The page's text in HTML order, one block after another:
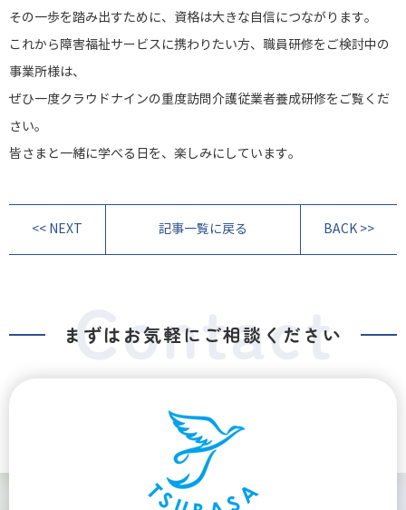
その一歩を踏み出すために、資格は大きな自信につながります。
これから障害福祉サービスに携わりたい方、職員研修をご検討中の
事業所様は、
ぜひ一度クラウドナインの重度訪問介護従業者養成研修をご覧くだ
さい。
皆さまと一緒に学べる日を、楽しみにしています。
<< NEXT 記事一覧に戻る BACK >>
まずはお気軽にご相談ください